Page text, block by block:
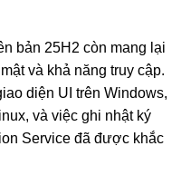
bản 25H2 còn mang lại
và khả năng truy cập.
diện UI trên Windows,
và việc ghi nhật ký
Service đã được khắc